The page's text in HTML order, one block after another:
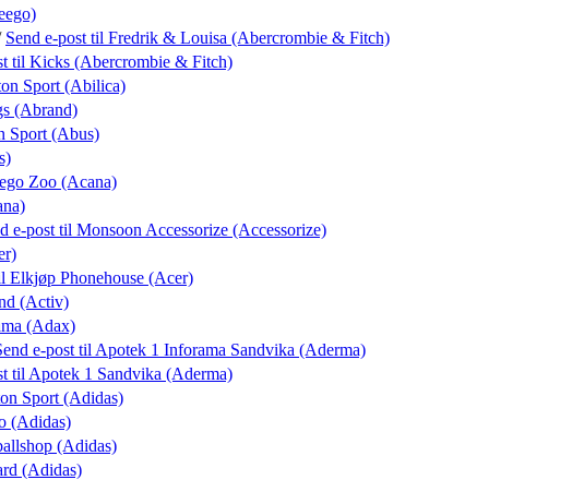
Send e-post til Fredrik & Louisa (Abercrombie & Fitch)
til Kicks (Abercrombie & Fitch)
Sport (Abilica)
(Abrand)
Sport (Abus)
Zoo (Acana)
e-post til Monsoon Accessorize (Accessorize)
Elkjøp Phonehouse (Acer)
(Activ)
(Adax)
e-post til Apotek 1 Inforama Sandvika (Aderma)
til Apotek 1 Sandvika (Aderma)
Sport (Adidas)
(Adidas)
(Adidas)
(Adidas)